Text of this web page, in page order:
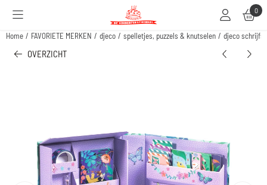
Cookievoorkeuren zijn beschikbaar. Kies instellingen of sta alle cookies toe.0
Home / FAVORIETE MERKEN / djeco / spelletjes, puzzels & knutselen / djeco
OVERZICHT